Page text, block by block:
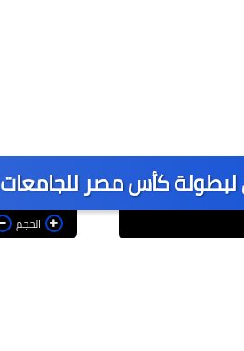
لبطولة كأس مصر للجامعات
الحجم